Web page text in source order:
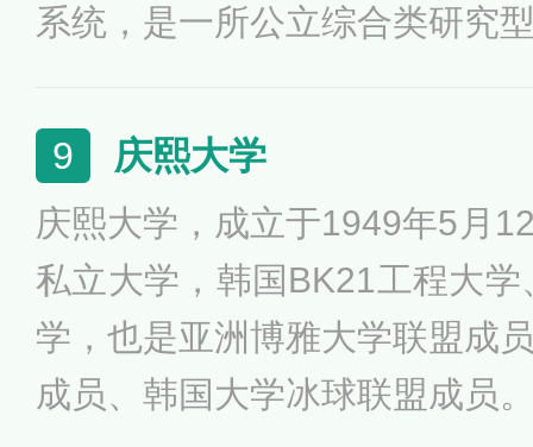
系统，是一所公立综合类研究
加州大学圣迭戈分校建校已经
发展为生物学、海洋科学、地
心理学、政治学、经济学等众
镇。
9 庆熙大学
庆熙大学，成立于1949年5月
私立大学，韩国BK21工程大
学，也是亚洲博雅大学联盟成
成员、韩国大学冰球联盟成员